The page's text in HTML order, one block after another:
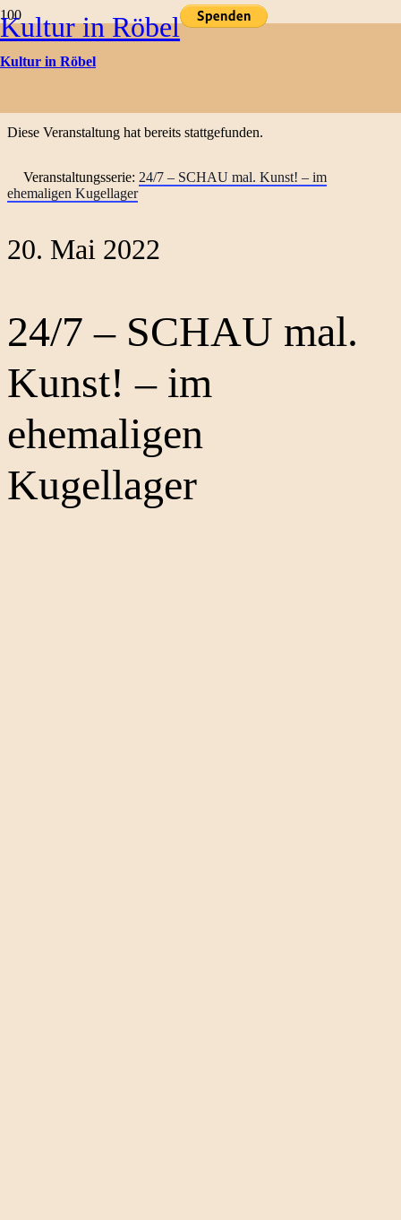
Kultur in Röbel
Kultur in Röbel
Kulturtermine
Diese Veranstaltung hat bereits stattgefunden.
Veranstaltungsserie: 24/7 – SCHAU mal. Kunst! – im
ehemaligen Kugellager
20. Mai 2022
24/7 – SCHAU mal.
Kunst! – im
ehemaligen
Kugellager